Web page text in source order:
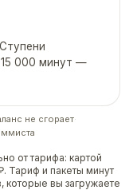
000 минут —
не сгорает·
от тарифа: картой
Тариф и пакеты минут
которые вы загружаете